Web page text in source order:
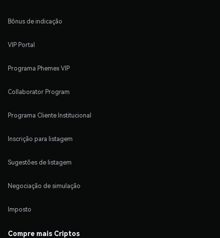
Bônus de indicação
VIP Portal
Programa Phemex VIP
Collaborator Program
Programa Cliente Institucional
Inscrição para listagem
Sugestões de listagem
Negociação de simulação
Imposto
Compre mais Criptos